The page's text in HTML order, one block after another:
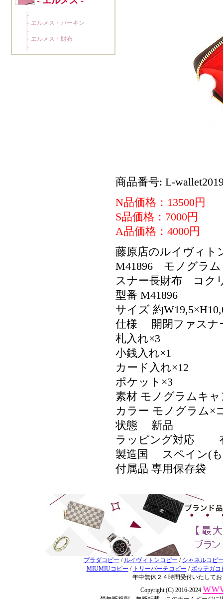
商品番号: L-
N品価格：13500円
S品価格：7000円
A品価格：4000円
藤原店のルイヴィ
M41896 モノグラ
スナー長財布 コク
型番 M41896
サイズ 約
仕様 開閉ファスナ
札入れ×3
小銭入れ×1
カード入れ×12
ポケット×3
素材 モノグラムキ
カラー モノグラム×
状態 新品
ラッピング対応
製造国 スペイン(
付属品 専用保存袋
プラダコピー / ルイヴィトンコピー / シャネルコピ
MIUMIUコピー / トリーバーチコピー /ボッテガコ
年中無休２４時間受付いたして
Copyright (C) 2016-2024